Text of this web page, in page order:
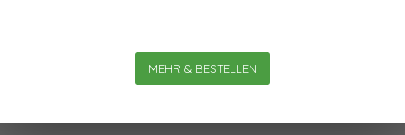
MEHR & BESTELLEN
Kreativität – und damit die Kernkompetenzen für die